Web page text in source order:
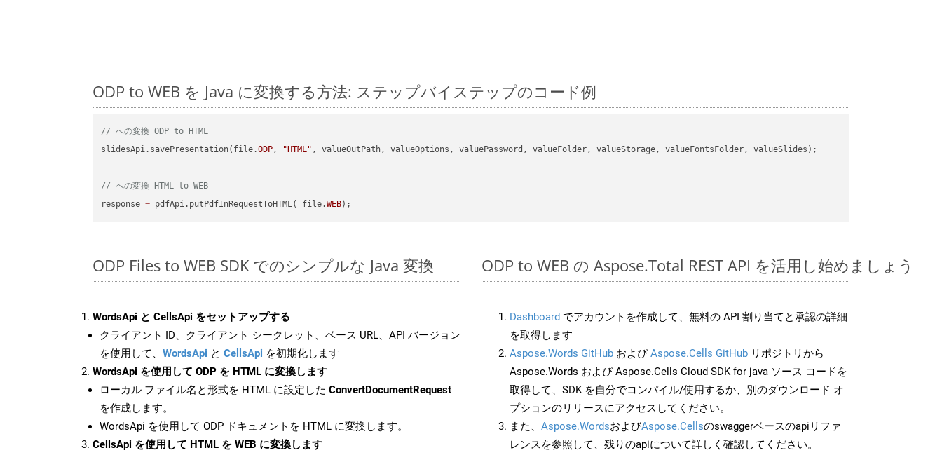
ODP to WEB を Java に変換する方法: ステップバイステップのコード例
// への変換 ODP to HTML
slidesApi.savePresentation(file.ODP, "HTML" , valueOutPath, valueOptions, valuePassword, valueFolder, valueStorage, valueFontsFolder, valueSlides);
// への変換 HTML to WEB
response = pdfApi.putPdfInRequestToHTML( file.WEB
ODP Files to WEB SDK でのシンプルな Java 変換
WordsApi と CellsApi をセットアップする
クライアント ID、クライアント シークレット、ベース URL、API バージョン
を使用して、 WordsApi と CellsApi を初期化します
WordsApi を使用して ODP を HTML に変換します
ローカル ファイル名と形式を HTML に設定した ConvertDocumentRequest
を作成します。
WordsApi を使用して ODP ドキュメントを HTML に変換します。
CellsApi を使用して HTML を WEB に変換します
ODP to WEB の Aspose.Total REST API を活用し始めましょう
Dashboard でアカウントを作成して、無料の API 割り当てと承認の詳細
を取得します
Aspose.Words GitHub およびAspose.Cells GitHub リポジトリから
Aspose.Words および Aspose.Cells Cloud SDK for java ソース コードを
取得して、SDK を自分でコンパイル/使用するか、別のダウンロード オ
プションのリリースにアクセスしてください。
また、 Aspose.WordsおよびAspose.Cellsのswaggerベースのapiリファ
レンスを参照して、残りのapiについて詳しく確認してください。